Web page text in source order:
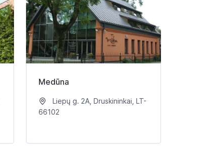
Medūna
Liepų g. 2A, Druskininkai, LT-
66102